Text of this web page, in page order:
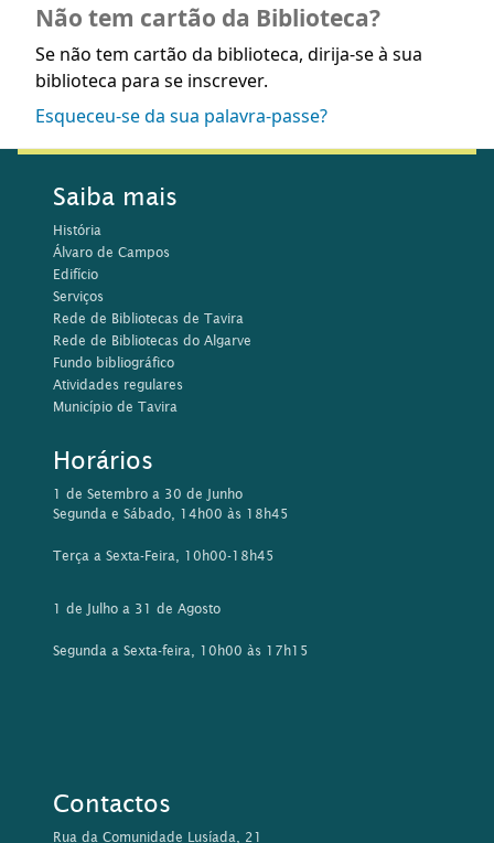
Não tem cartão da Biblioteca?
Se não tem cartão da biblioteca, dirija-se à sua
biblioteca para se inscrever.
Esqueceu-se da sua palavra-passe?
Saiba mais
História
Álvaro de Campos
Edifício
Serviços
Rede de Bibliotecas de Tavira
Rede de Bibliotecas do Algarve
Fundo bibliográfico
Atividades regulares
Município de Tavira
Horários
1 de Setembro a 30 de Junho
Segunda e Sábado, 14h00 às 18h45
Terça a Sexta-Feira, 10h00-18h45
1 de Julho a 31 de Agosto
Segunda a Sexta-feira, 10h00 às 17h15
Contactos
Rua da Comunidade Lusíada, 21